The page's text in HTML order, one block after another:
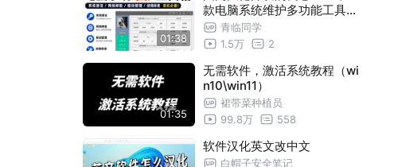
01:38
款电脑系统维护多功能工具箱
。涵盖系统激活、网络修复、
驱动管理与常见故障排查，装
青临同学
1.5万
2
01:35
无需软件，激活系统教程（wi
n10\win11）
裙带菜种植员
99.8万
558
软件汉化英文改中文
白帽子安全笔记